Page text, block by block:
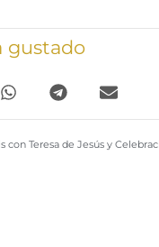
gustado